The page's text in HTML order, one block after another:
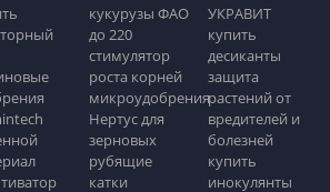
кукурузы ФАО
до 220
стимулятор
роста корней
микроудобрения
Нертус для
зерновых
рубящие
катки
УКРАВИТ
купить
десиканты
защита
растений от
вредителей и
болезней
купить
инокулянты